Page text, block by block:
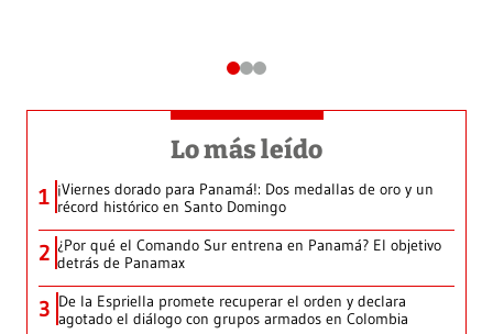
Lo más leído
1 ¡Viernes dorado para Panamá!: Dos medallas de oro y un
récord histórico en Santo Domingo
2 ¿Por qué el Comando Sur entrena en Panamá? El objetivo
detrás de Panamax
3 De la Espriella promete recuperar el orden y declara
agotado el diálogo con grupos armados en Colombia